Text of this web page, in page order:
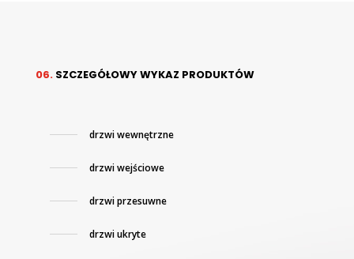
06.SZCZEGÓŁOWY WYKAZ PRODUKTÓW
drzwi wewnętrzne
drzwi wejściowe
drzwi przesuwne
drzwi ukryte